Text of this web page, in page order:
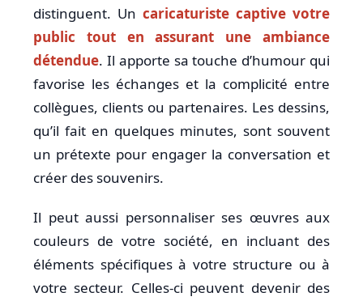
distinguent. Un caricaturiste captive votre
public tout en assurant une ambiance
détendue. Il apporte sa touche d’humour qui
favorise les échanges et la complicité entre
collègues, clients ou partenaires. Les dessins,
qu’il fait en quelques minutes, sont souvent
un prétexte pour engager la conversation et
créer des souvenirs.
Il peut aussi personnaliser ses œuvres aux
couleurs de votre société, en incluant des
éléments spécifiques à votre structure ou à
votre secteur. Celles-ci peuvent devenir des